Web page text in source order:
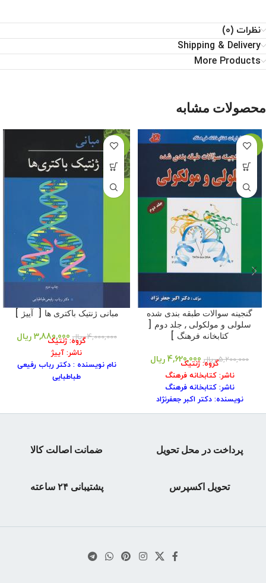
نظرات (0)
Shipping & Delivery
More Products
محصولات مشابه
-11%
گنجینه سوالات طبقه بندی شده
سلولی و مولکولی , جلد دوم [
کتابخانه فرهنگ ]
5,200,000 ریال 4,620,000 ریال
گروه: ژنتیک
ناشر: کتابخانه فرهنگ
ناشر: کتابخانه فرهنگ
نویسنده: دکتر اکبر جعفرنژاد
شابک: ۹۷۸۹۶۴۱۵۵۵۵۲٠
نوبت چاپ: سوم
قطع: وزیری
-3%
مبانی ژنتیک باکتری ها [ آییژ ]
4,000,000 ریال 3,880,000 ریال
گروه: ژنتیک
ناشر: آییژ
نام نویسنده : دکتر رباب رفیعی
طباطبایی
نوبت چاپ: ۴
تعداد صفحات : ۲۴۰
ضمانت اصالت کالا پرداخت در محل تحویل
پشتیبانی ۲۴ ساعته تحویل اکسپرس